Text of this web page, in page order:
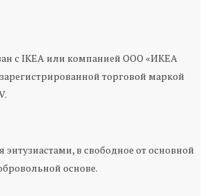
с IKEA или компанией ООО «ИКЕА
торговой маркой
энтузиастами, в свободное от основной
основе.